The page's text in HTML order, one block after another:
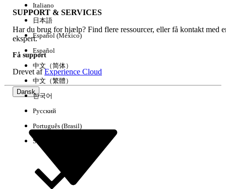
Ryd alle Udført
SUPPORT & SERVICES
Har du brug for hjælp? Find flere ressourcer, eller få kontakt med
ekspert.
Få support
Drevet afExperience Cloud
Dansk
Italiano
日本語
Español (México)
Español
中文（简体）
中文（繁體）
한국어
Русский
Português (Brasil)
Suomi